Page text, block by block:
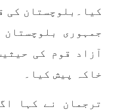
کیا۔بلوچستان کی
جمہوری
آزاد قوم کی
خاکہ پیش کیا۔
ترجمان نے کہا